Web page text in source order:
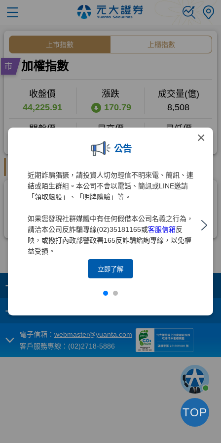
×
公告
近期詐騙猖獗，請投資人切勿輕信不明來電、簡訊、連
結或陌生群組。本公司不會以電話、簡訊或LINE邀請
「領取飆股」、「明牌體驗」等。
如果您發現社群媒體中有任何假借本公司名義之行為，
請洽本公司反詐騙專線(02)35181165或客服信箱反
映，或撥打內政部警政署165反詐騙諮詢專線，以免權
益受損。
立即了解
+
+
電子信箱： webmaster@yuanta.com
客戶服務專線：(02)2718-5886
TOP